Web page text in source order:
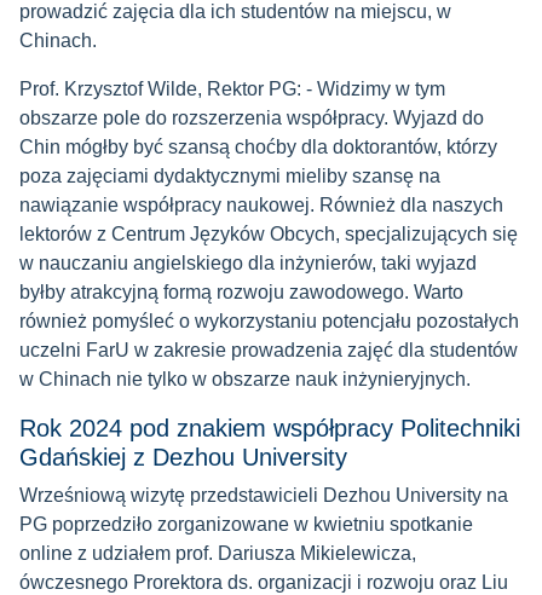
prowadzić zajęcia dla ich studentów na miejscu, w
Chinach.
Prof. Krzysztof Wilde, Rektor PG: - Widzimy w tym
obszarze pole do rozszerzenia współpracy. Wyjazd do
Chin mógłby być szansą choćby dla doktorantów, którzy
poza zajęciami dydaktycznymi mieliby szansę na
nawiązanie współpracy naukowej. Również dla naszych
lektorów z Centrum Języków Obcych, specjalizujących się
w nauczaniu angielskiego dla inżynierów, taki wyjazd
byłby atrakcyjną formą rozwoju zawodowego. Warto
również pomyśleć o wykorzystaniu potencjału pozostałych
uczelni FarU w zakresie prowadzenia zajęć dla studentów
w Chinach nie tylko w obszarze nauk inżynieryjnych.
Rok 2024 pod znakiem współpracy Politechniki
Gdańskiej z Dezhou University
Wrześniową wizytę przedstawicieli Dezhou University na
PG poprzedziło zorganizowane w kwietniu spotkanie
online z udziałem prof. Dariusza Mikielewicza,
ówczesnego Prorektora ds. organizacji i rozwoju oraz Liu